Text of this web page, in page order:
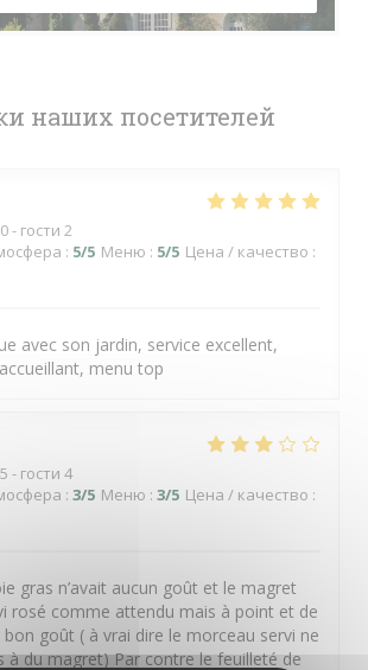
наших посетителей
- гости 2
: 5/5 Меню : 5/5 Цена / качество :
avec son jardin, service excellent,
menu top
- гости 4
: 3/5 Меню : 3/5 Цена / качество :
gras n’avait aucun goût et le magret
rosé comme attendu mais à point et de
bon goût ( à vrai dire le morceau servi ne
à du magret) Par contre le feuilleté de